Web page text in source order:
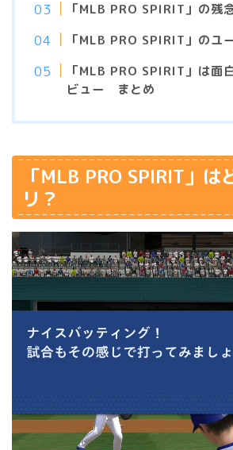
「MLB PRO SPIRIT」の残
「MLB PRO SPIRIT」のユ
「MLB PRO SPIRIT」は面
ビュー まとめ
「MLB PRO SPIRIT」は
リ？